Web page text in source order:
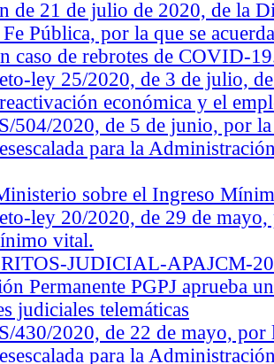
de 21 de julio de 2020, de la
Pública, por la que se
caso de rebrotes de COVID-
ley 25/2020, de 3 de julio,
económica y el
504/2020, de 5 de junio, por la
para la
sobre el Ingreso
ley 20/2020, de 29 de mayo,
vital.
JUDICIAL-APAJCM-
Permanente PGPJ aprueba
judiciales telemáticas
430/2020, de 22 de mayo, por
para la